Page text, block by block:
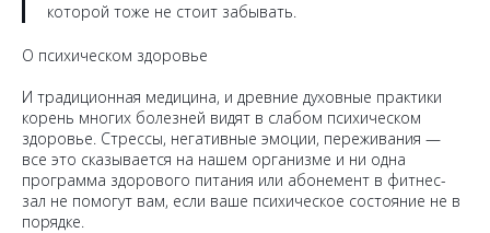
которой тоже не стоит забывать.
О психическом здоровье
И традиционная медицина, и древние духовные практики
корень многих болезней видят в слабом психическом
здоровье. Стрессы, негативные эмоции, переживания —
все это сказывается на нашем организме и ни одна
программа здорового питания или абонемент в фитнес-
зал не помогут вам, если ваше психическое состояние не в
порядке.